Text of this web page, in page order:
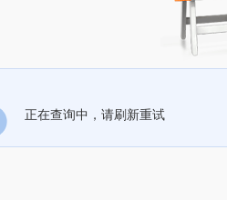
正在查询中，请刷新重试